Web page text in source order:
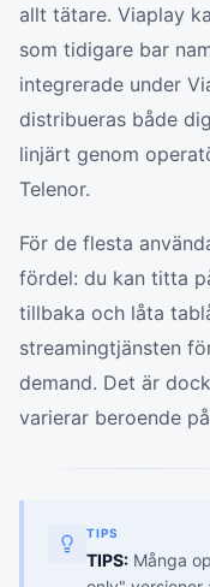
allt tätare. Viaplay
som tidigare bar
integrerade under
distribueras både
linjärt genom
Telenor.
För de flesta
fördel: du kan titta
tillbaka och låta
streamingtjänsten
demand. Det är
varierar beroende
TIPS
TIPS: Många